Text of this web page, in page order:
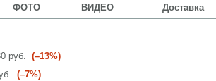
ФОТО ВИДЕО Доставка
руб.
(–13%)
(–7%)